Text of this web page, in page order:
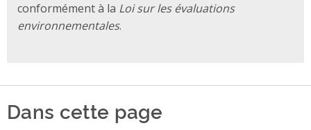
conformément à la Loi sur les évaluations
environnementales.
Dans cette page